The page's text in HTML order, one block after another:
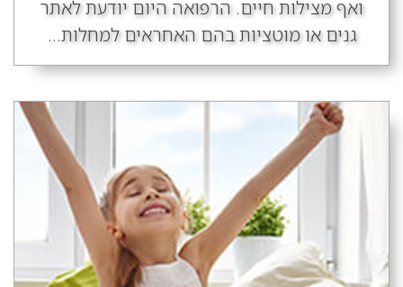
ואף מצילות חיים. הרפואה היום יודעת לאתר
גנים או מוטציות בהם האחראים למחלות...